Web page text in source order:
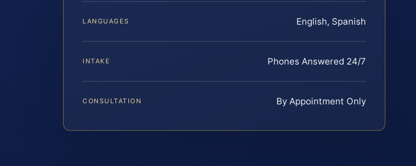
LANGUAGES English, Spanish
INTAKE Phones Answered 24/7
CONSULTATION By Appointment Only